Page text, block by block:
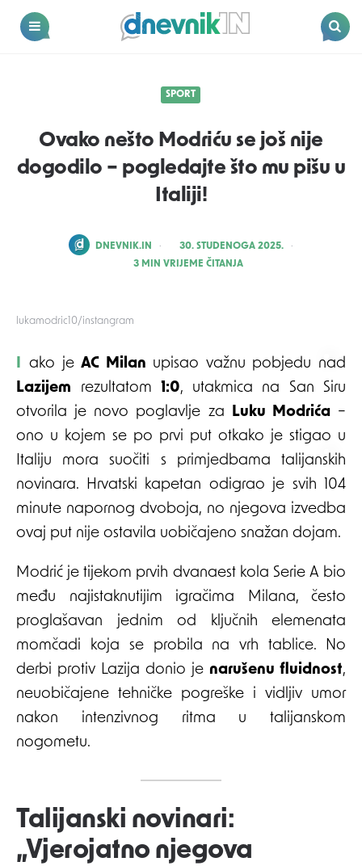
Dnevnik.in
lukamodric10/instangram
SPORT
Ovako nešto Modriću se još nije
dogodilo – pogledajte što mu pišu u
Italiji!
POSTED
DNEVNIK.IN
30. STUDENOGA 2025.
3 MIN VRIJEME ČITANJA
Iako jeAC Milan upisao važnu pobjedu nad
Lazijem rezultatom 1:0, utakmica na San Siru
otvorila je novo poglavlje za Luku Modrića–
ono u kojem se po prvi put otkako je stigao u
Italiju mora suočiti s primjedbama talijanskih
novinara. Hrvatski kapetan odigrao je svih 104
minute napornog dvoboja, no njegova izvedba
ovaj put nije ostavila uobičajeno snažan dojam.
Modrić je tijekom prvih dvanaest kola Serie A bio
među najistaknutijim igračima Milana, često
proglašavan jednim od ključnih elemenata
momčadi koja se probila na vrh tablice. No
derbi protiv Lazija donio je narušenu fluidnost,
neuobičajene tehničke pogreške i vidljiv umor
nakon intenzivnog ritma u talijanskom
nogometu.
Talijanski novinari:
„Vjerojatno njegova